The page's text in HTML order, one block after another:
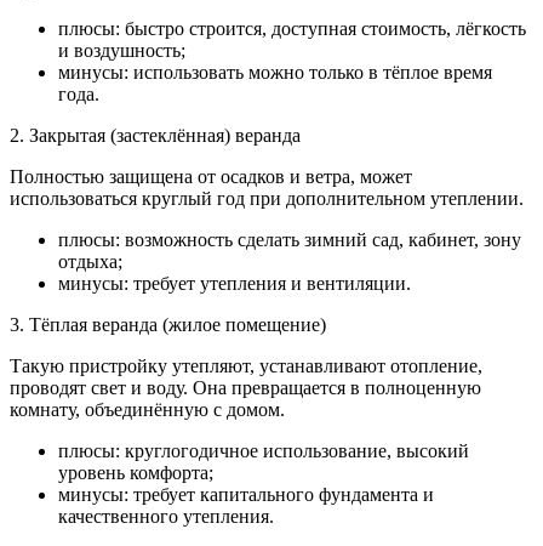
плюсы: быстро строится, доступная стоимость, лёгкость
и воздушность;
минусы: использовать можно только в тёплое время
года.
2. Закрытая (застеклённая) веранда
Полностью защищена от осадков и ветра, может
использоваться круглый год при дополнительном утеплении.
плюсы: возможность сделать зимний сад, кабинет, зону
отдыха;
минусы: требует утепления и вентиляции.
3. Тёплая веранда (жилое помещение)
Такую пристройку утепляют, устанавливают отопление,
проводят свет и воду. Она превращается в полноценную
комнату, объединённую с домом.
плюсы: круглогодичное использование, высокий
уровень комфорта;
минусы: требует капитального фундамента и
качественного утепления.